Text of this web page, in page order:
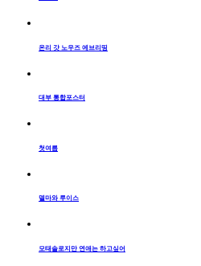
온리 갓 노우즈 에브리띵
대부 통합포스터
첫여름
델마와 루이스
모태솔로지만 연애는 하고싶어